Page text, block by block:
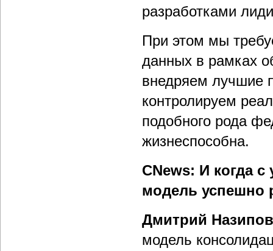
разработками
При этом мы
данных в рамках
внедряем лучшие
контролируем
подобного рода
жизнеспособна.
CNews: И когда
модель успешно
Дмитрий
модель